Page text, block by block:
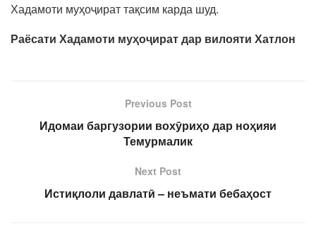
Хадамоти муҳоҷират тақсим карда шуд.
Раёсати Хадамоти муҳоҷират дар вилояти Хатлон
Previous Post
Идомаи баргузории вохӯриҳо дар ноҳияи
Темурмалик
Next Post
Истиқлоли давлатӣ – неъмати бебаҳост